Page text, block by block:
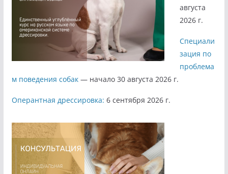
августа
2026 г.
Специали
зация по
проблема
м поведения собак— начало 30 августа 2026 г.
Оперантная дрессировка: 6 сентября 2026 г.